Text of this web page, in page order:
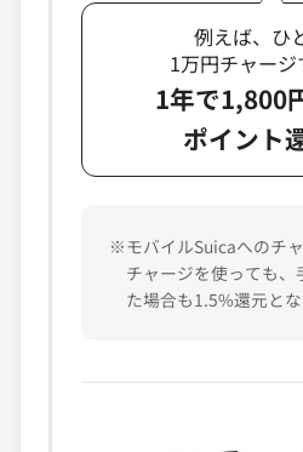
例えば、ひ
1万円チャージ
1年で1,800
ポイント
※モバイルSuicaへのチ
チャージを使っても、
た場合も1.5%還元とな